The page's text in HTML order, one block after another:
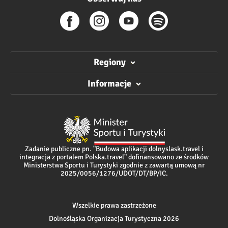
Regiony
Informacje
Zadanie publiczne pn. "Budowa aplikacji dolnyslask.travel i
integracja z portalem Polska.travel" dofinansowano ze środków
Ministerstwa Sportu i Turystyki zgodnie z zawartą umową nr
2025/0056/1276/UDOT/DT/BP/IC.
Wszelkie prawa zastrzeżone
Dolnośląska Organizacja Turystyczna 2026